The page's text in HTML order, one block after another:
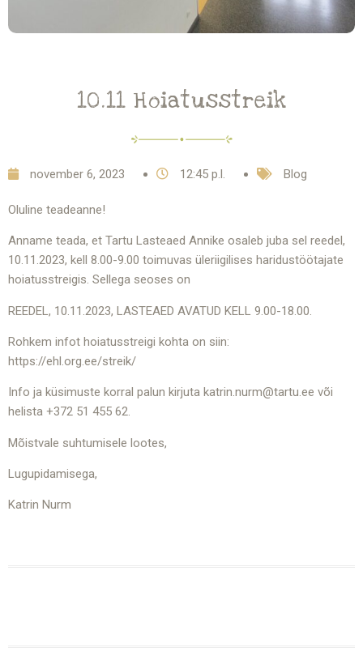
10.11 Hoiatusstreik
november 6, 2023 12:45 p.l. Blog
Oluline teadeanne!
Anname teada, et Tartu Lasteaed Annike osaleb juba sel reedel,
10.11.2023, kell 8.00-9.00 toimuvas üleriigilises haridustöötajate
hoiatusstreigis. Sellega seoses on
REEDEL, 10.11.2023, LASTEAED AVATUD KELL 9.00-18.00.
Rohkem infot hoiatusstreigi kohta on siin:
https://ehl.org.ee/streik/
Info ja küsimuste korral palun kirjuta katrin.nurm@tartu.ee või
helista +372 51 455 62.
Mõistvale suhtumisele lootes,
Lugupidamisega,
Katrin Nurm